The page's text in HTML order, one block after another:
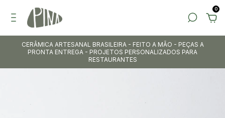
0
CERÂMICA ARTESANAL BRASILEIRA - FEITO A MÃO - PEÇAS A
PRONTA ENTREGA - PROJETOS PERSONALIZADOS PARA
RESTAURANTES